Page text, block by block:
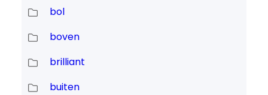
bol
boven
brilliant
buiten